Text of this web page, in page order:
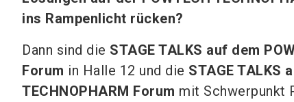
ins Rampenlicht rücken?
Dann sind die STAGE TALKS auf dem
Forum in Halle 12 und die STAGE TALKS
TECHNOPHARM Forum mit Schwerpunkt